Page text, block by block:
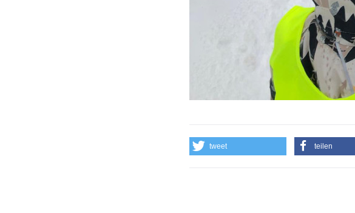
tweet teilen